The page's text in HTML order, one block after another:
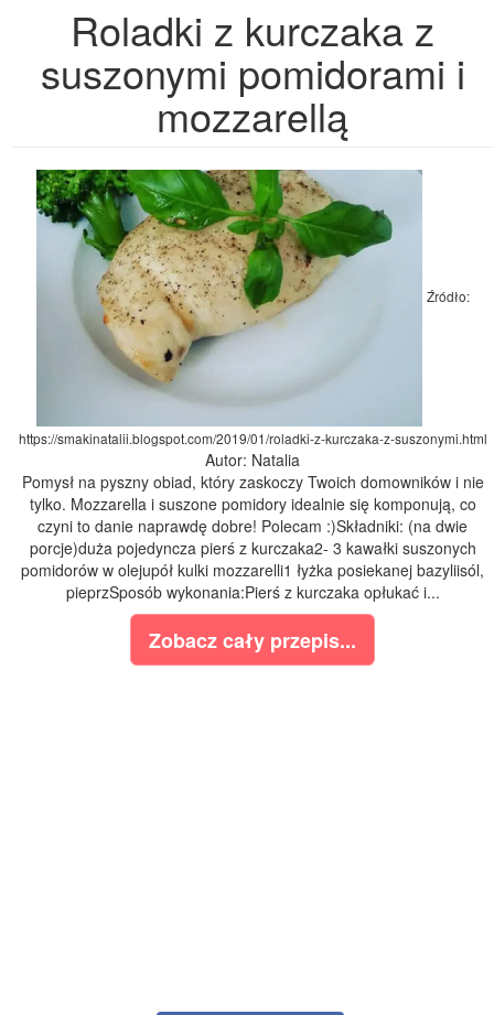
Roladki z kurczaka z
suszonymi pomidorami i
mozzarellą
Źródło:
https://smakinatalii.blogspot.com/2019/01/roladki-z-kurczaka-z-suszonymi.html
Autor: Natalia
Pomysł na pyszny obiad, który zaskoczy Twoich domowników i nie
tylko. Mozzarella i suszone pomidory idealnie się komponują, co
czyni to danie naprawdę dobre! Polecam :)Składniki: (na dwie
porcje)duża pojedyncza pierś z kurczaka2- 3 kawałki suszonych
pomidorów w olejupół kulki mozzarelli1 łyżka posiekanej bazyliisól,
pieprzSposób wykonania:Pierś z kurczaka opłukać i...
Zobacz cały przepis...